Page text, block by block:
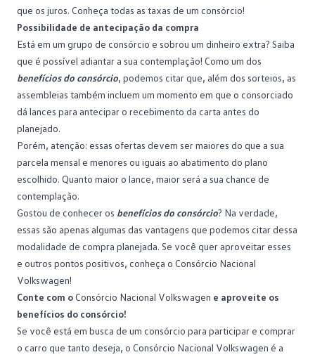
que os juros. Conheça todas as taxas de um consórcio!
Possibilidade de antecipação da compra
Está em um grupo de consórcio e sobrou um dinheiro extra? Saiba
que é possível adiantar a sua contemplação! Como um dos
benefícios do consórcio, podemos citar que, além dos sorteios, as
assembleias também incluem um momento em que o consorciado
dá lances para antecipar o recebimento da carta antes do
planejado.
Porém, atenção: essas ofertas devem ser maiores do que a sua
parcela mensal e menores ou iguais ao abatimento do plano
escolhido. Quanto maior o lance, maior será a sua chance de
contemplação.
Gostou de conhecer os benefícios do consórcio? Na verdade,
essas são apenas algumas das vantagens que podemos citar dessa
modalidade de compra planejada. Se você quer aproveitar esses
e outros pontos positivos, conheça o Consórcio Nacional
Volkswagen!
Conte com oConsórcio Nacional Volkswagen e aproveite os
benefícios do consórcio!
Se você está em busca de um consórcio para participar e comprar
o carro que tanto deseja, o Consórcio Nacional Volkswagen é a